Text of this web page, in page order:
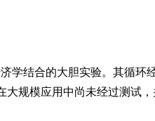
学结合的大胆实验。其循
规模应用中尚未经过测试